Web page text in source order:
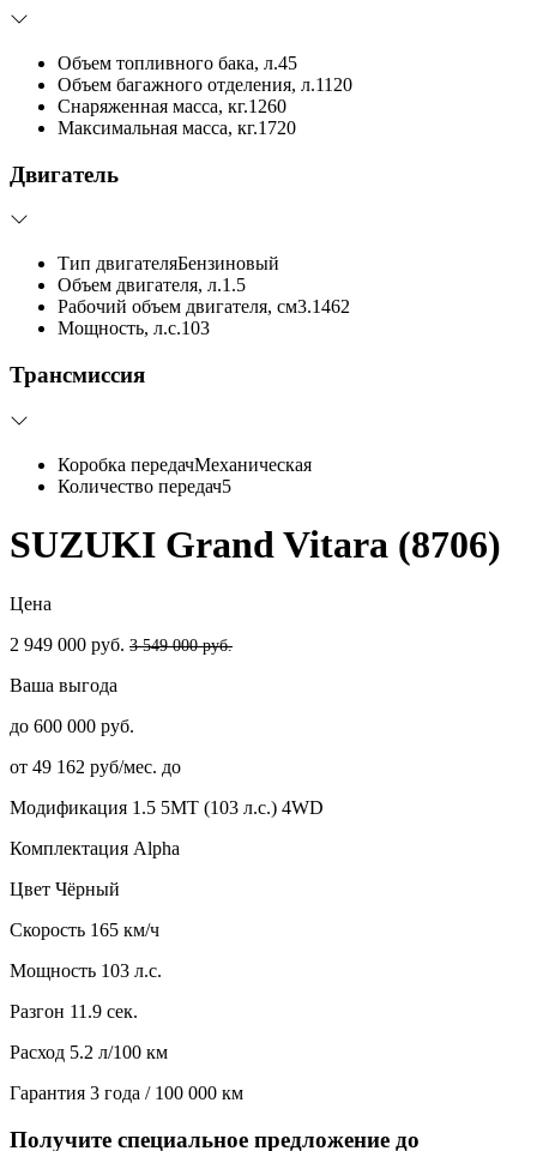
Объем топливного бака, л.45
Объем багажного отделения, л.1120
Снаряженная масса, кг.1260
Максимальная масса, кг.1720
Двигатель
Тип двигателяБензиновый
Объем двигателя, л.1.5
Рабочий объем двигателя, см3.1462
Мощность, л.с.103
Трансмиссия
Коробка передачМеханическая
Количество передач5
SUZUKI Grand Vitara (8706)
Цена
2 949 000 руб. 3 549 000 руб.
Ваша выгода
до 600 000 руб.
от 49 162 руб/мес. до
Модификация 1.5 5MT (103 л.с.) 4WD
Комплектация Alpha
Цвет Чёрный
Скорость 165 км/ч
Мощность 103 л.с.
Разгон 11.9 сек.
Расход 5.2 л/100 км
Гарантия 3 года / 100 000 км
Получите специальное предложение до